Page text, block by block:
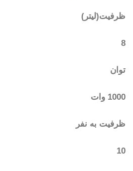
ظرفیت(لیتر)
8
توان
1000 وات
ظرفیت به نفر
10